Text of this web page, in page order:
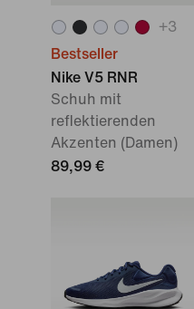
+3
Bestseller
Nike V5 RNR
Schuh mit
reflektierenden
Akzenten (Damen)
89,99 €